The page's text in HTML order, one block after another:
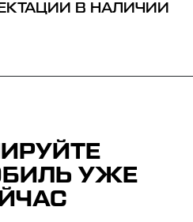
В НАЛИЧИИ
УЖЕ